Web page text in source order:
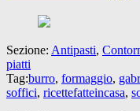
Sezione: Antipasti,
piatti
Tag:burro, formaggio,
soffici, ricettefatteincasa,